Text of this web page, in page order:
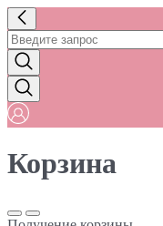
Корзина